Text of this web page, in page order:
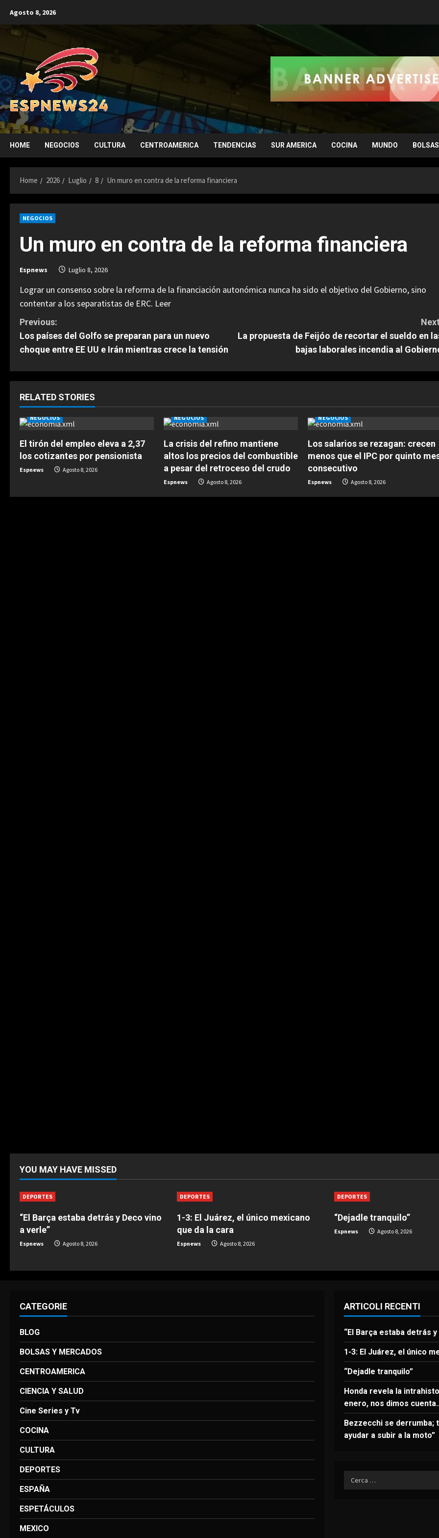
content
Agosto 8, 2026
HOME NEGOCIOS CULTURA CENTROAMERICA TENDENCIAS SUR AMERICA COCINA MUNDO
Home 2026 Luglio 8 Un muro en contra de la reforma financiera
NEGOCIOS
Un muro en contra de la reforma financiera
Espnews Luglio 8, 2026
Lograr un consenso sobre la reforma de la financiación autonómica nunca ha sido el objetivo del Gobierno, sino
contentar a los separatistas de ERC. Leer
C
o
t
i
n
u
e
Previous:
Los países del Golfo se preparan para un nuevo
choque entre EE UU e Irán mientras crece la tensión
La propuesta de Feijóo de recortar el sueldo en
bajas laborales incendia al
RELATED STORIES
NEGOCIOS
El tirón del empleo eleva a 2,37
los cotizantes por pensionista
Espnews Agosto 8, 2026
NEGOCIOS
La crisis del refino mantiene
altos los precios del combustible
a pesar del retroceso del crudo
Espnews Agosto 8, 2026
NEGOCIOS
Los salarios se rezagan: crecen
menos que el IPC por quinto
consecutivo
Espnews Agosto 8, 2026
YOU MAY HAVE MISSED
DEPORTES
“El Barça estaba detrás y Deco vino
a verle”
Espnews Agosto 8, 2026
DEPORTES
1-3: El Juárez, el único mexicano
que da la cara
Espnews Agosto 8, 2026
DEPORTES
“Dejadle tranquilo”
Espnews Agosto 8, 2026
CATEGORIE
BLOG
BOLSAS Y MERCADOS
CENTROAMERICA
CIENCIA Y SALUD
Cine Series y Tv
COCINA
CULTURA
DEPORTES
ESPAÑA
ESPETÁCULOS
MEXICO
ARTICOLI RECENTI
“El Barça estaba detrás
1-3: El Juárez, el único
“Dejadle tranquilo”
Honda revela la
enero, nos dimos
Bezzecchi se derrumba;
ayudar a subir a la moto”
Ricerca
per: